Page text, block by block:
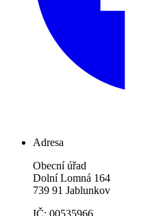
Adresa
Obecní úřad
Dolní Lomná 164
739 91 Jablunkov
IČ: 00535966